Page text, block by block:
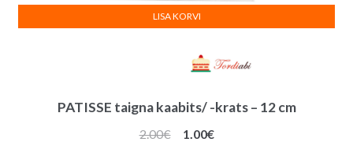
PATISSE taigna kaabits/ -krats – 12 cm
2.00€
Algne
1.00€Praegune
LISA KORVI